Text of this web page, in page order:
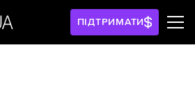
ПІДТРИМАТИ